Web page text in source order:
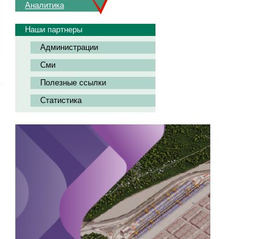
Аналитика
Наши партнеры
Администрации
Сми
Полезные ссылки
Статистика